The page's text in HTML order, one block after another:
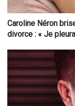
Caroline Néron
divorce : « Je